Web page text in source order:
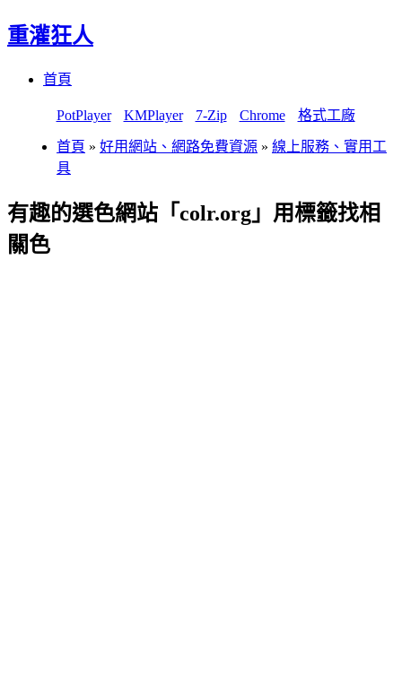
重灌狂人
首頁
PotPlayer KMPlayer 7-Zip Chrome 格式工廠
首頁 » 好用網站、網路免費資源 » 線上服務、實用工
具
有趣的選色網站「colr.org」用標籤找相
關色